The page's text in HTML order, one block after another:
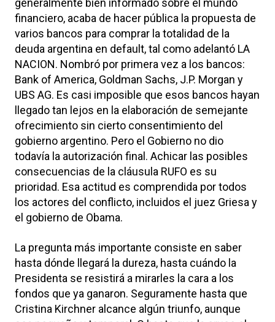
generalmente bien informado sobre el mundo
financiero, acaba de hacer pública la propuesta de
varios bancos para comprar la totalidad de la
deuda argentina en default, tal como adelantó LA
NACION. Nombró por primera vez a los bancos:
Bank of America, Goldman Sachs, J.P. Morgan y
UBS AG. Es casi imposible que esos bancos hayan
llegado tan lejos en la elaboración de semejante
ofrecimiento sin cierto consentimiento del
gobierno argentino. Pero el Gobierno no dio
todavía la autorización final. Achicar las posibles
consecuencias de la cláusula RUFO es su
prioridad. Esa actitud es comprendida por todos
los actores del conflicto, incluidos el juez Griesa y
el gobierno de Obama.
La pregunta más importante consiste en saber
hasta dónde llegará la dureza, hasta cuándo la
Presidenta se resistirá a mirarles la cara a los
fondos que ya ganaron. Seguramente hasta que
Cristina Kirchner alcance algún triunfo, aunque